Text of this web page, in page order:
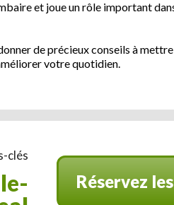
et joue un rôle important
de précieux conseils à
votre quotidien.
clés
Réservez